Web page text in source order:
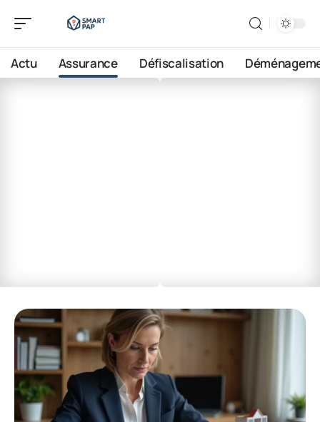
Actu Assurance Défiscalisation